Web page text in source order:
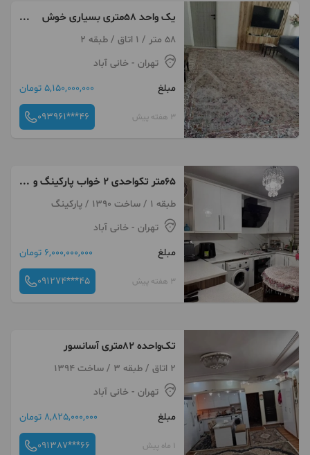
یک واحد 58متری بسیاری خوش
نقشه
58 متر / 1 اتاق / طبقه 2
تهران - خانی آباد
مبلغ
5,150,000,000 تومان
3 هفته پیش 093961***46
۶۵متر تکواحدی ۲ خواب پارکینگ و
انباری پهلوان حسن
طبقه 1 / ساخت 1390 / پارکینگ
تهران - خانی آباد
مبلغ
6,000,000,000 تومان
3 هفته پیش 091274***45
تک‌واحده ۸۲متری آسانسور
2 اتاق / طبقه 3 / ساخت 1394
تهران - خانی آباد
مبلغ
8,825,000,000 تومان
1 ماه پیش 091387***66